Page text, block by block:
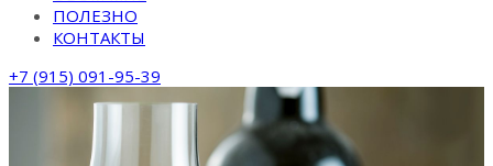
ПОЛЕЗНО
КОНТАКТЫ
+7 (915) 091-95-39